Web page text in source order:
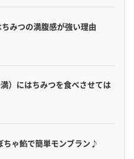
みつの満腹感が強い理由
）にはちみつを食べさせては
ちゃ餡で簡単モンブラン♪